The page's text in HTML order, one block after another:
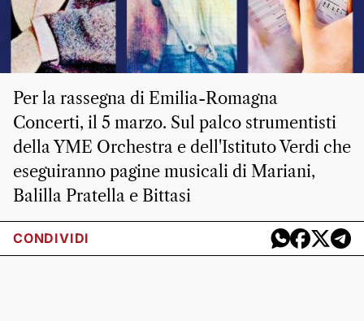
Per la rassegna di Emilia-Romagna
Concerti, il 5 marzo. Sul palco strumentisti
della YME Orchestra e dell'Istituto Verdi che
eseguiranno pagine musicali di Mariani,
Balilla Pratella e Bittasi
CONDIVIDI